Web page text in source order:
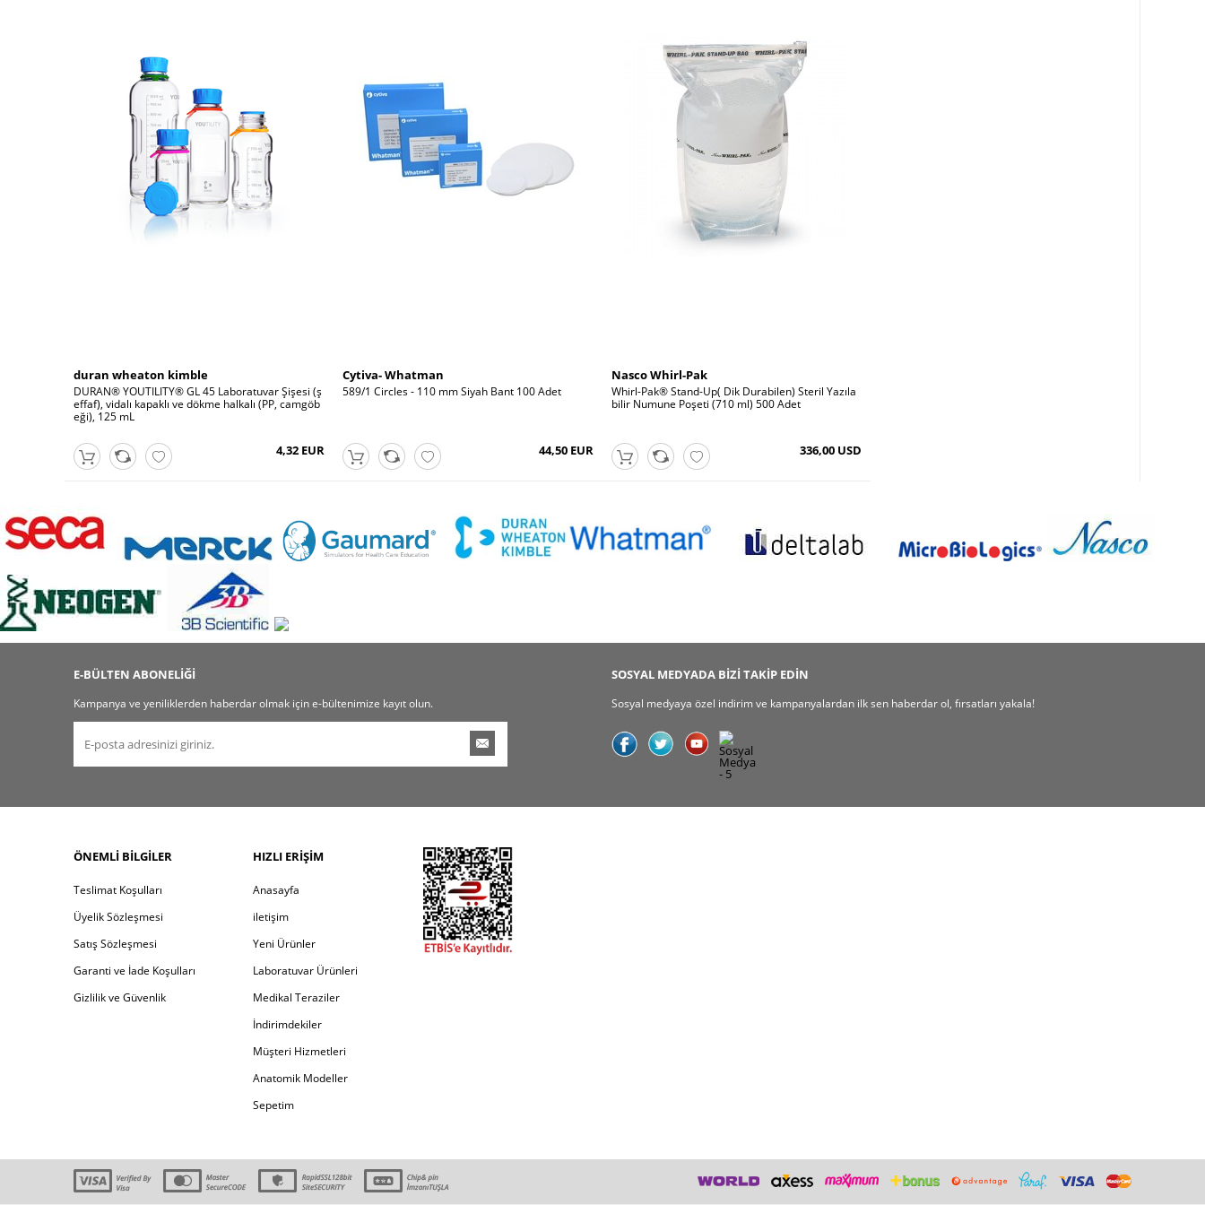
duran wheaton kimble
DURAN® YOUTILITY® GL 45 Laboratuvar Şişesi (ş
effaf), vidalı kapaklı ve dökme halkalı (PP, camgöb
eği), 125 mL
4,32 EUR
Cytiva- Whatman
589/1 Circles - 110 mm Siyah Bant 100 Adet
44,50 EUR
Nasco Whirl-Pak
Whirl-Pak® Stand-Up( Dik Durabilen) Steril Yazıla
bilir Numune Poşeti (710 ml) 500 Adet
336,00 USD
E-BÜLTEN ABONELİĞİ
Kampanya ve yeniliklerden haberdar olmak için e-bültenimize kayıt olun.
SOSYAL MEDYADA BİZİ TAKİP EDİN
Sosyal medyaya özel indirim ve kampanyalardan ilk sen haberdar ol, fırsatları yakala!
ÖNEMLI BILGILER
Teslimat Koşulları
Üyelik Sözleşmesi
Satış Sözleşmesi
Garanti ve İade Koşulları
Gizlilik ve Güvenlik
HIZLI ERIŞIM
Anasayfa
iletişim
Yeni Ürünler
Laboratuvar Ürünleri
Medikal Teraziler
İndirimdekiler
Müşteri Hizmetleri
Anatomik Modeller
Sepetim